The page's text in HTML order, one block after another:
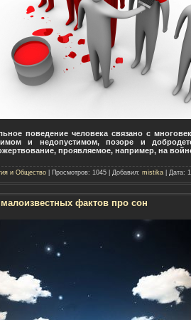
поведение человека связано с
и недопустимом, позоре и
проявляемое, например, на
и Общество| Просмотров: 1045 | Добавил: mistika| Дата:
малоизвестных фактов про сон